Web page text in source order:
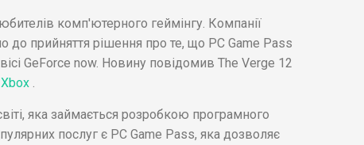
комп'ютерного геймінгу. Компанії
до прийняття рішення про те, що PC Game Pass
GeForce now. Новину повідомив The Verge 12
Xbox
яка займається розробкою програмного
послуг є PC Game Pass, яка дозволяє
протестують .
.